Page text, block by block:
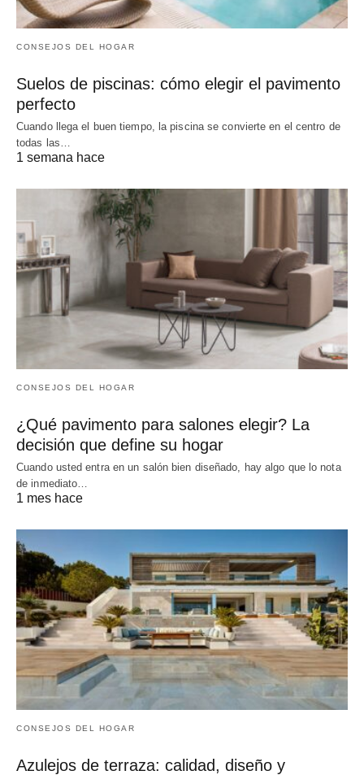
CONSEJOS DEL HOGAR
Suelos de piscinas: cómo elegir el pavimento
perfecto
Cuando llega el buen tiempo, la piscina se convierte en el centro de
todas las…
1 semana hace
CONSEJOS DEL HOGAR
¿Qué pavimento para salones elegir? La
decisión que define su hogar
Cuando usted entra en un salón bien diseñado, hay algo que lo nota
de inmediato…
1 mes hace
CONSEJOS DEL HOGAR
Azulejos de terraza: calidad, diseño y